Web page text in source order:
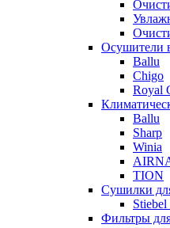
Осушители
Ballu
Chigo
Royal
Ballu
Sharp
Winia
TION
Сушилки
Фильтры